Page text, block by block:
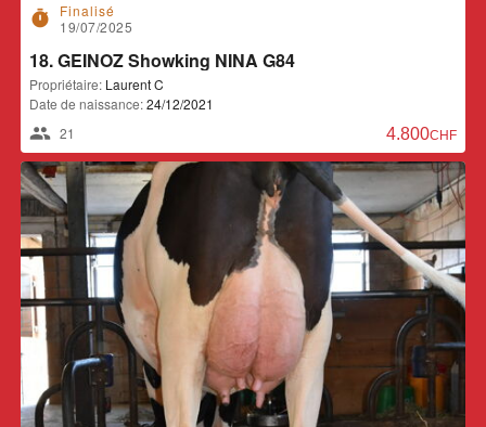
timer
Finalisé
19/07/2025
18. GEINOZ Showking NINA G84
Propriétaire: Laurent C
Date de naissance:24/12/2021
21
4.800,00